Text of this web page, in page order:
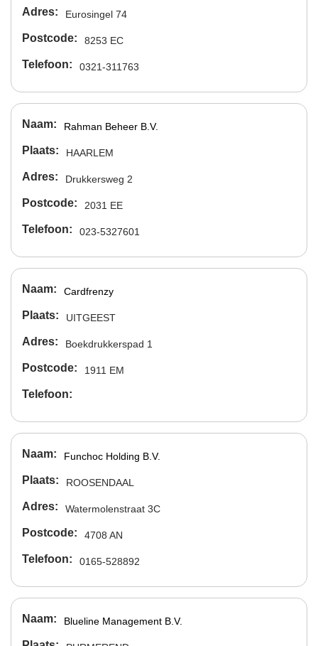
Adres Eurosingel 74
Postcode 8253 EC
Telefoon 0321-311763
Naam Rahman Beheer B.V.
Plaats HAARLEM
Adres Drukkersweg 2
Postcode 2031 EE
Telefoon 023-5327601
Naam Cardfrenzy
Plaats UITGEEST
Adres Boekdrukkerspad 1
Postcode 1911 EM
Telefoon
Naam Funchoc Holding B.V.
Plaats ROOSENDAAL
Adres Watermolenstraat 3C
Postcode 4708 AN
Telefoon 0165-528892
Naam Blueline Management B.V.